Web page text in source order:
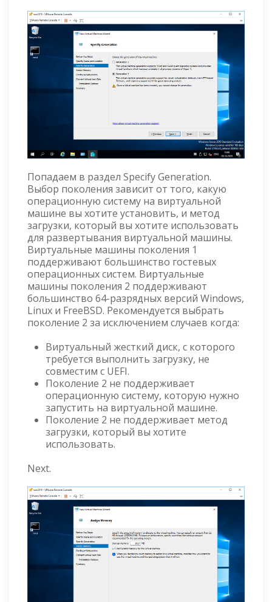
Попадаем в раздел Specify Generation.
Выбор поколения зависит от того, какую
операционную систему на виртуальной
машине вы хотите установить, и метод
загрузки, который вы хотите использовать
для развертывания виртуальной машины.
Виртуальные машины поколения 1
поддерживают большинство гостевых
операционных систем. Виртуальные
машины поколения 2 поддерживают
большинство 64-разрядных версий Windows,
Linux и FreeBSD. Рекомендуется выбрать
поколение 2 за исключением случаев когда:
Виртуальный жесткий диск, с которого
требуется выполнить загрузку, не
совместим с UEFI.
Поколение 2 не поддерживает
операционную систему, которую нужно
запустить на виртуальной машине.
Поколение 2 не поддерживает метод
загрузки, который вы хотите
использовать.
Next.